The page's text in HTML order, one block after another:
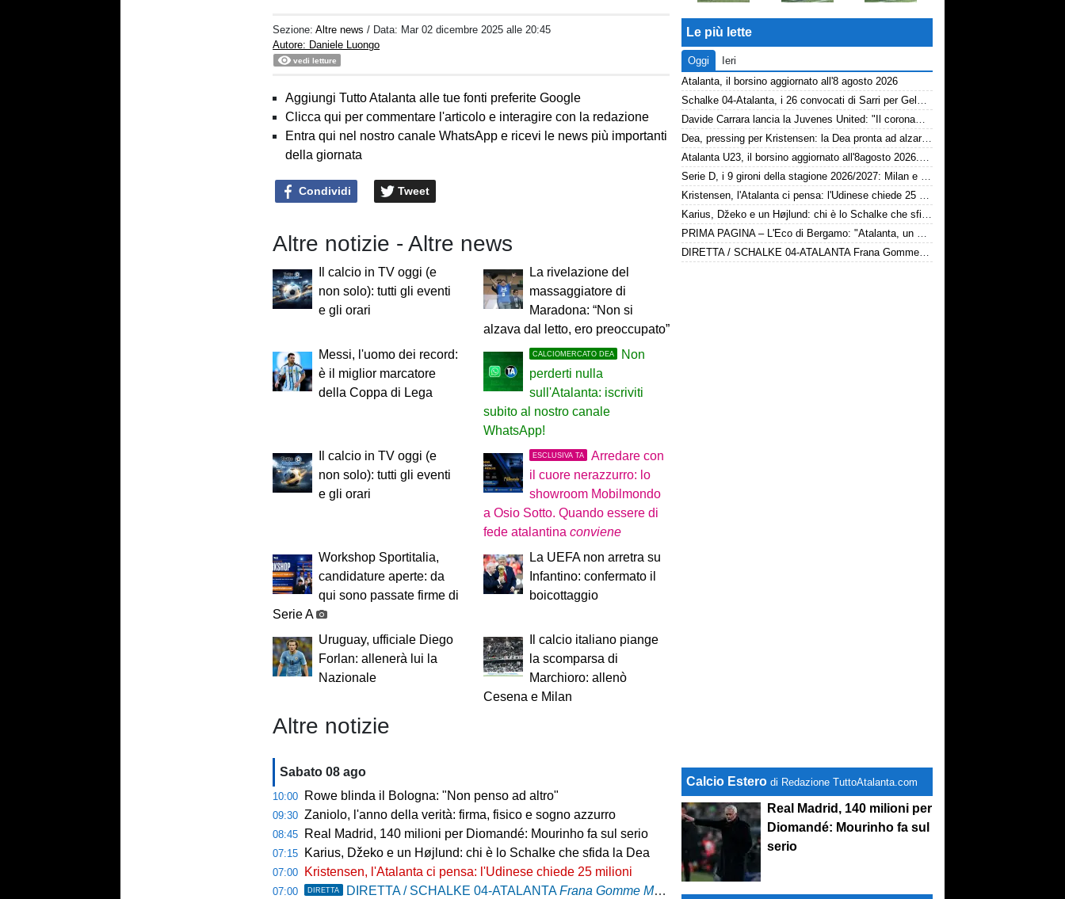
Sezione:Altre news / Data: Mar 02 dicembre 2025 alle 20:45
Autore: Daniele Luongo
vedi letture
Aggiungi Tutto Atalanta alle tue fonti preferite Google
Clicca qui per commentare l'articolo e interagire con la redazione
Entra qui nel nostro canale WhatsApp e ricevi le news più importanti
della giornata
Condividi Tweet
Altre notizie - Altre news
Il calcio in TV oggi (e
non solo): tutti gli eventi
e gli orari
La rivelazione del
massaggiatore di
Maradona: “Non si
alzava dal letto, ero preoccupato”
Messi, l'uomo dei record:
è il miglior marcatore
della Coppa di Lega
CALCIOMERCATO DEA
Non
perderti nulla
sull'Atalanta: iscriviti
subito al nostro canale
WhatsApp!
Il calcio in TV oggi (e
non solo): tutti gli eventi
e gli orari
ESCLUSIVA TA
Arredare con
il cuore nerazzurro: lo
showroom Mobilmondo
a Osio Sotto. Quando essere di
fede atalantina conviene
Workshop Sportitalia,
candidature aperte: da
qui sono passate firme di
Serie A
La UEFA non arretra su
Infantino: confermato il
boicottaggio
Uruguay, ufficiale Diego
Forlan: allenerà lui la
Nazionale
Il calcio italiano piange
la scomparsa di
Marchioro: allenò
Cesena e Milan
Altre notizie
Sabato 08 ago
10:00 Rowe blinda il Bologna: "Non penso ad altro"
09:30 Zaniolo, l'anno della verità: firma, fisico e sogno azzurro
08:45 Real Madrid, 140 milioni per Diomandé: Mourinho fa sul serio
07:15 Karius, Džeko e un Højlund: chi è lo Schalke che sfida la Dea
07:00 Kristensen, l'Atalanta ci pensa: l'Udinese chiede 25 milioni
07:00 DIRETTA DIRETTA / SCHALKE 04-ATALANTAFrana Gomme Madone
Le più lette
Oggi
Ieri
Atalanta, il borsino aggiornato all'8 agosto 2026
Schalke 04-Atalanta, i 26 convocati di Sarri per Gelsenkirchen
Davide Carrara lancia la Juvenes United: "Il coronamento di un progetto, nove ragazzi del 2007 in prima squadra"
Dea, pressing per Kristensen: la Dea pronta ad alzare l'offerta all'Udinese
Atalanta U23, il borsino aggiornato all'8agosto 2026. Cantiere aperto per Beati
Serie D, i 9 gironi della stagione 2026/2027: Milan e Chievo nel B, le bergamasche...
Kristensen, l'Atalanta ci pensa: l'Udinese chiede 25 milioni
Karius, Džeko e un Højlund: chi è lo Schalke che sfida la Dea
PRIMA PAGINA – L'Eco di Bergamo: "Atalanta, un nuovo test internazionale oggi in Germania"
DIRETTA / SCHALKE 04-ATALANTA Frana Gomme Madone, calcio d'inizio ore 17
Calcio Estero di Redazione TuttoAtalanta.com
Real Madrid, 140 milioni per
Diomandé: Mourinho fa sul
serio